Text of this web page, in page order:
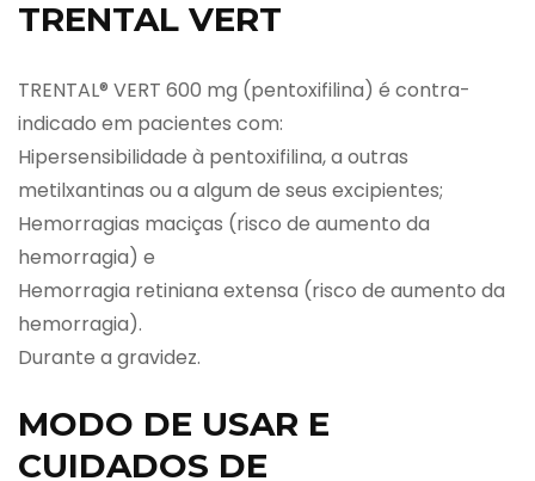
TRENTAL VERT
TRENTAL® VERT 600 mg (pentoxifilina) é contra-
indicado em pacientes com:
Hipersensibilidade à pentoxifilina, a outras
metilxantinas ou a algum de seus excipientes;
Hemorragias maciças (risco de aumento da
hemorragia) e
Hemorragia retiniana extensa (risco de aumento da
hemorragia).
Durante a gravidez.
MODO DE USAR E
CUIDADOS DE